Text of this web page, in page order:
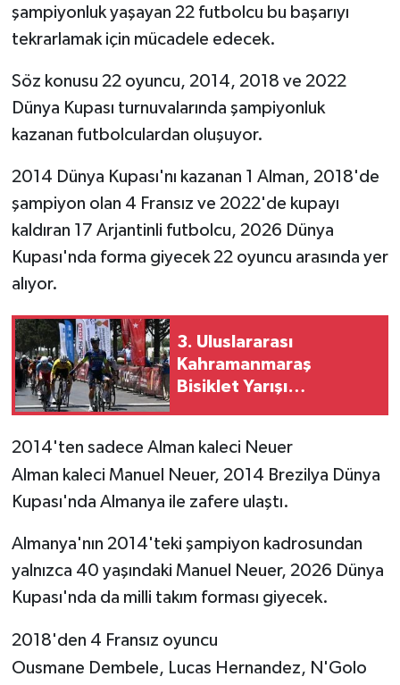
şampiyonluk yaşayan 22 futbolcu bu başarıyı
tekrarlamak için mücadele edecek.
Söz konusu 22 oyuncu, 2014, 2018 ve 2022
Dünya Kupası turnuvalarında şampiyonluk
kazanan futbolculardan oluşuyor.
2014 Dünya Kupası'nı kazanan 1 Alman, 2018'de
şampiyon olan 4 Fransız ve 2022'de kupayı
kaldıran 17 Arjantinli futbolcu, 2026 Dünya
Kupası'nda forma giyecek 22 oyuncu arasında yer
alıyor.
3. Uluslararası
Kahramanmaraş
Bisiklet Yarışı
2014'ten sadece Alman kaleci Neuer
Alman kaleci Manuel Neuer, 2014 Brezilya Dünya
Kupası'nda Almanya ile zafere ulaştı.
Almanya'nın 2014'teki şampiyon kadrosundan
yalnızca 40 yaşındaki Manuel Neuer, 2026 Dünya
Kupası'nda da milli takım forması giyecek.
2018'den 4 Fransız oyuncu
Ousmane Dembele, Lucas Hernandez, N'Golo